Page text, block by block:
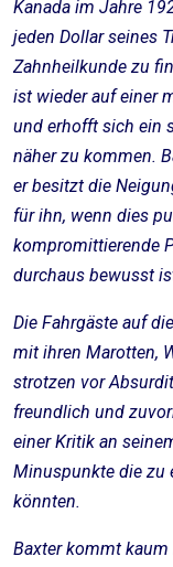
Kanada im Jahre
jeden Dollar seines
Zahnheilkunde zu
ist wieder auf einer
und erhofft sich ein
näher zu kommen.
er besitzt die
für ihn, wenn dies
kompromittierende
durchaus bewusst
Die Fahrgäste auf
mit ihren Marotten,
strotzen vor
freundlich und
einer Kritik an
Minuspunkte die zu
könnten.
Baxter kommt